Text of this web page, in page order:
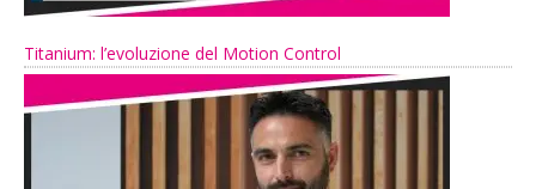
Titanium: l’evoluzione del Motion Control